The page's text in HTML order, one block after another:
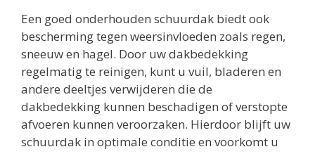
Een goed onderhouden schuurdak biedt ook
bescherming tegen weersinvloeden zoals regen,
sneeuw en hagel. Door uw dakbedekking
regelmatig te reinigen, kunt u vuil, bladeren en
andere deeltjes verwijderen die de
dakbedekking kunnen beschadigen of verstopte
afvoeren kunnen veroorzaken. Hierdoor blijft uw
schuurdak in optimale conditie en voorkomt u